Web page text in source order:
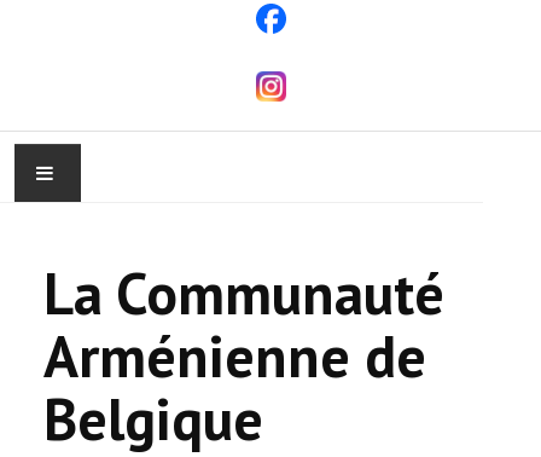
ACTUALITÉ
COMMUNAUTÉ
EVÉNEMENTS
La Communauté
Arménienne de
Belgique